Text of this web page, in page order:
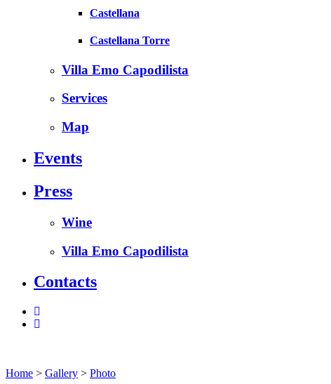
Castellana
Castellana Torre
Villa Emo Capodilista
Services
Map
Events
Press
Wine
Villa Emo Capodilista
Contacts
Home > Gallery > Photo